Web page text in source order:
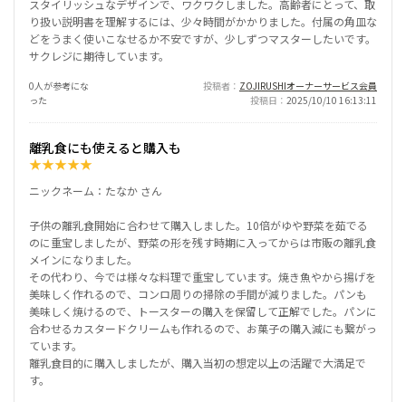
スタイリッシュなデザインで、ワクワクしました。高齢者にとって、取
り扱い説明書を理解するには、少々時間がかかりました。付属の角皿な
どをうまく使いこなせるか不安ですが、少しずつマスターしたいです。
サクレジに期待しています。
0人が参考にな
った
投稿者
ZOJIRUSHIオーナーサービス会員
投稿日
2025/10/10 16:13:11
離乳食にも使えると購入も
★★★★★
ニックネーム：たなか さん
子供の離乳食開始に合わせて購入しました。10倍がゆや野菜を茹でる
のに重宝しましたが、野菜の形を残す時期に入ってからは市販の離乳食
メインになりました。
その代わり、今では様々な料理で重宝しています。焼き魚やから揚げを
美味しく作れるので、コンロ周りの掃除の手間が減りました。パンも
美味しく焼けるので、トースターの購入を保留して正解でした。パンに
合わせるカスタードクリームも作れるので、お菓子の購入減にも繋がっ
ています。
離乳食目的に購入しましたが、購入当初の想定以上の活躍で大満足で
す。